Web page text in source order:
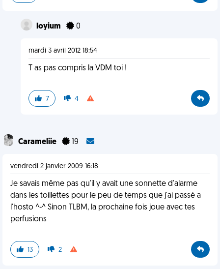
loyium 0
mardi 3 avril 2012 18:54
T as pas compris la VDM toi !
7 4
Carameliie 19
vendredi 2 janvier 2009 16:18
Je savais même pas qu'il y avait une sonnette d'alarme
dans les toillettes pour le peu de temps que j'ai passé a
l'hosto ^-^ Sinon TLBM, la prochaine fois joue avec tes
perfusions
13 2